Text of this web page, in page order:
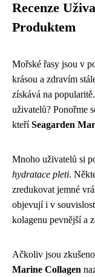
Recenze
Produktem
Mořské řasy jsou v
krásou a zdravím
získává na
uživatelů? Ponořme
kteříSeagarden
Mnoho uživatelů si
hydratace pleti.
zredukovat jemné
objevují i v
kolagenu pevnější a
Ačkoliv jsou
Marine Collagen